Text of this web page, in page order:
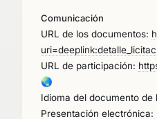
Comunicación
URL de los documentos:
URL de participación:
🌏
Idioma del documento de
Presentación electrónica: